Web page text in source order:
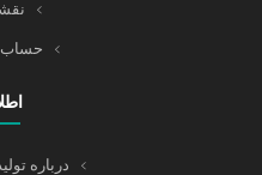
حساب
درباره